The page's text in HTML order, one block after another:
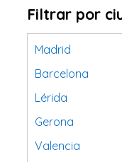
Filtrar por
Madrid
Barcelona
Lérida
Gerona
Valencia